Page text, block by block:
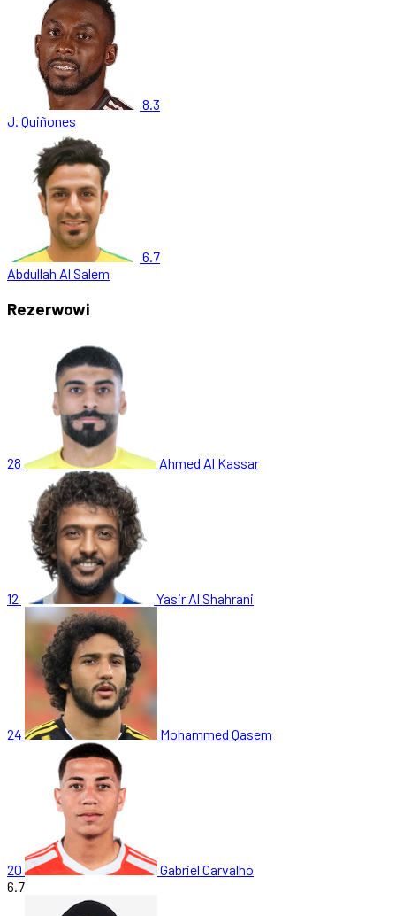
8.3
J. Quiñones
6.7
Abdullah Al Salem
Rezerwowi
28 Ahmed Al Kassar
12 Yasir Al Shahrani
24 Mohammed Qasem
20
Gabriel Carvalho
6.7